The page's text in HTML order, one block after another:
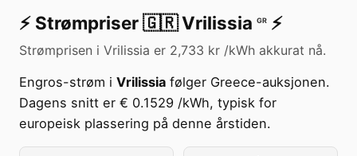
⚡️ Strømpriser🇬🇷Vrilissia GR ⚡️
Strømprisen i Vrilissia er 2,733 kr /kWh akkurat nå.
Engros-strøm i Vrilissia følger Greece-auksjonen.
Dagens snitt er € 0.1529 /kWh, typisk for
europeisk plassering på denne årstiden.